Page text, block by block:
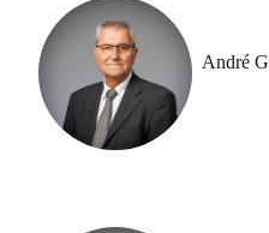
André